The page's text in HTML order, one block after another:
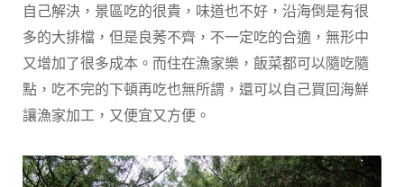
自己解決，景區吃的很貴，味道也不好，沿海倒是有很
多的大排檔，但是良莠不齊，不一定吃的合適，無形中
又增加了很多成本。而住在漁家樂，飯菜都可以隨吃隨
點，吃不完的下頓再吃也無所謂，還可以自己買回海鮮
讓漁家加工，又便宜又方便。